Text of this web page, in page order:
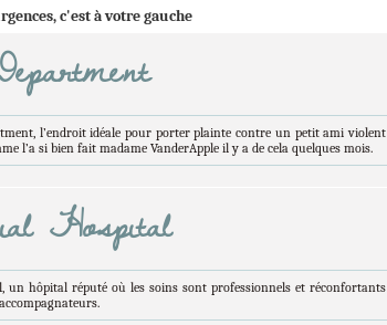
vous autopic de groupedès maintenant.
accueillir lenouveau voisin, très mystérieux....
Bravo à nos trois nouveaux modérateurs
Peterson, Charlie Walker&Alyson Nolans
c'est à votre gauche
l’endroit idéale pour porter plainte contre un petit ami violent
l’a si bien fait madame VanderApple il y a de cela quelques mois.
Hospital
un hôpital réputé où les soins sont professionnels et réconfortants